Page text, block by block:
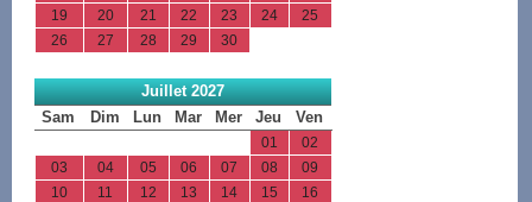
19
20 21 22 23 24
25
26
27 28 29 30
Juillet 2027
Sam
Dim Lun Mar Mer Jeu Ven
01
02
03
04 05 06 07 08
09
10
11 12 13 14 15 16